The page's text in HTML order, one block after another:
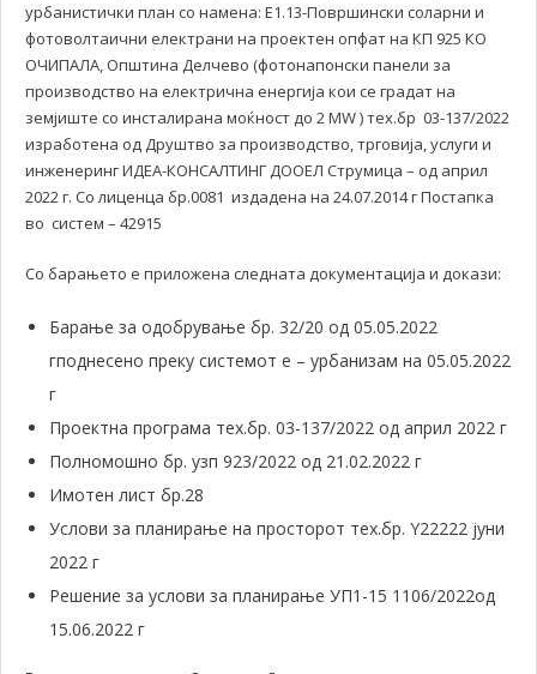
урбанистички план со намена: Е1.13-Површински соларни и
фотоволтаични електрани на проектен опфат на КП 925 КО
ОЧИПАЛА, Општина Делчево (фотонапонски панели за
производство на електрична енергија кои се градат на
земјиште со инсталирана моќност до 2 MW ) тех.бр 03-137/2022
изработена од Друштво за производство, трговија, услуги и
инженеринг ИДЕА-КОНСАЛТИНГ ДООЕЛ Струмица – од април
2022 г. Со лиценца бр.0081 издадена на 24.07.2014 г Постапка
во систем – 42915
Со барањето е приложена следната документација и докази:
Барање за одобрување бр. 32/20 од 05.05.2022
гподнесено преку системот е – урбанизам на 05.05.2022
г
Проектна програма тех.бр. 03-137/2022 од април 2022 г
Полномошно бр. узп 923/2022 од 21.02.2022 г
Имотен лист бр.28
Услови за планирање на просторот тех.бр. Y22222 јуни
2022 г
Решение за услови за планирање УП1-15 1106/2022од
15.06.2022 г